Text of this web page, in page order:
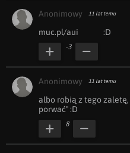
Anonimowy 11 lat temu
muc.pl/aui              :D
-3
Anonimowy 11 lat temu
albo robią z tego
porwać" :D
8